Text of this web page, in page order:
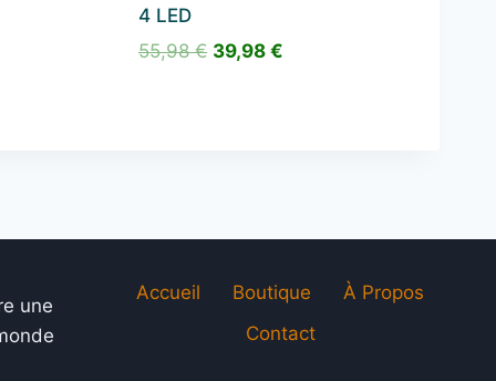
4 LED
55,98€ Le
39,98 €
une
Accueil Boutique
À Propos
Contact